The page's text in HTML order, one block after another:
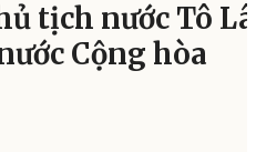
tịch nước Tô
Cộng hòa